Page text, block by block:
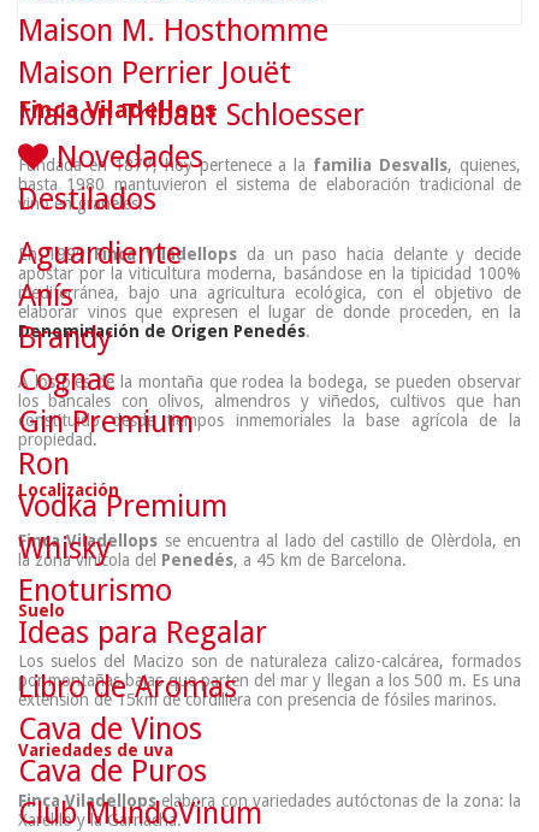
Finca Viladellops
Fundada en 1877, hoy pertenece a la familia Desvalls, quienes,
hasta 1980 mantuvieron el sistema de elaboración tradicional de
vino en graneles.
En 1999Finca Viladellops da un paso hacia delante y decide
apostar por la viticultura moderna, basándose en la tipicidad 100%
mediterránea, bajo una agricultura ecológica, con el objetivo de
elaborar vinos que expresen el lugar de donde proceden, en la
Denominación de Origen Penedés.
A los pies de la montaña que rodea la bodega, se pueden observar
los bancales con olivos, almendros y viñedos, cultivos que han
constituido desde tiempos inmemoriales la base agrícola de la
propiedad.
Localización
Finca Viladellops se encuentra al lado del castillo de Olèrdola, en
la zona vinícola del Penedés, a 45 km de Barcelona.
Suelo
Los suelos del Macizo son de naturaleza calizo-calcárea, formados
por montañas bajas que parten del mar y llegan a los 500 m. Es una
extensión de 15km de cordillera con presencia de fósiles marinos.
Variedades de uva
Finca Viladellopselabora con variedades autóctonas de la zona: la
Xarel.lo y la Garnacha.
Maison M. Hosthomme
Maison Perrier Jouët
Maison Tribaut Schloesser
Novedades
Destilados
Aguardiente
Anís
Brandy
Cognac
Gin Premium
Ron
Vodka Premium
Whisky
Enoturismo
Ideas para Regalar
Libro de Aromas
Cava de Vinos
Cava de Puros
Club MundoVinum